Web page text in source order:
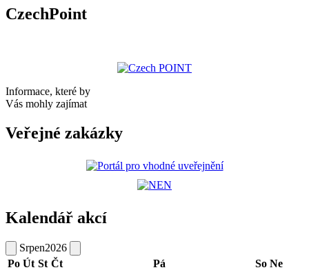
CzechPoint
Informace, které by
Vás mohly zajímat
Veřejné zakázky
Kalendář akcí
Srpen2026
Po Út St Čt Pá So Ne